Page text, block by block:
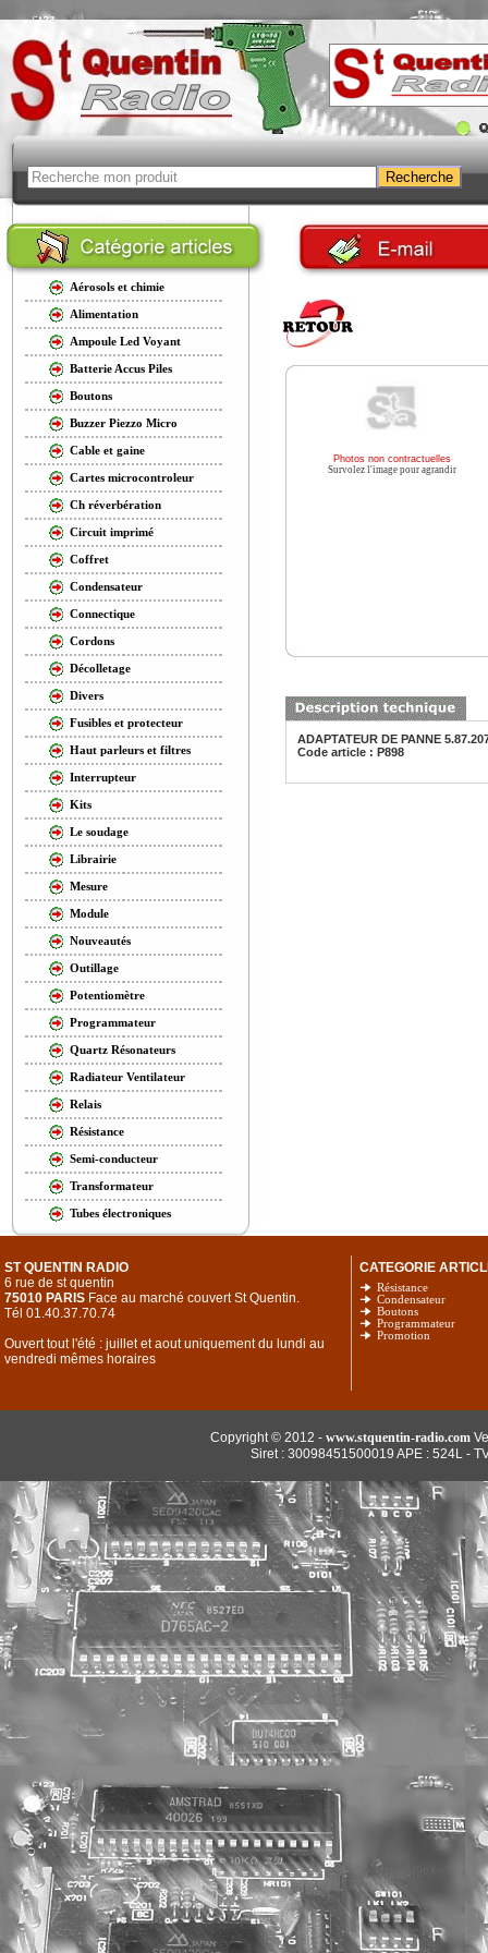
Aérosols et chimie
Alimentation
Ampoule Led Voyant
Batterie Accus Piles
Boutons
Buzzer Piezzo Micro
Cable et gaine
Cartes microcontroleur
Ch réverbération
Circuit imprimé
Coffret
Condensateur
Connectique
Cordons
Décolletage
Divers
Fusibles et protecteur
Haut parleurs et filtres
Interrupteur
Kits
Le soudage
Librairie
Mesure
Module
Nouveautés
Outillage
Potentiomètre
Programmateur
Quartz Résonateurs
Radiateur Ventilateur
Relais
Résistance
Semi-conducteur
Transformateur
Tubes électroniques
Photos non contractuelles
Survolez l'image pour agrandir
ADAPTATEUR DE PANNE
Code article : P898
ST QUENTIN RADIO
6 rue de st quentin
75010 PARIS Face au marché couvert St Quentin.
Tél 01.40.37.70.74
Ouvert tout l'été : juillet et aout uniquement du lundi au
vendredi mêmes horaires
CATEGORIE
Résistance
Condensateur
Boutons
Programmateur
Promotion
Copyright © 2012 - www.stquentin-radio.com
Siret : 30098451500019 APE : 524L -